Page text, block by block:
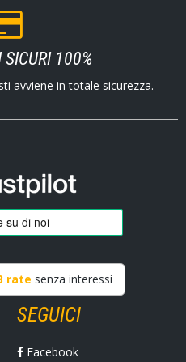
100%
avviene in totale sicurezza.
rate senza interessi
SEGUICI
Facebook